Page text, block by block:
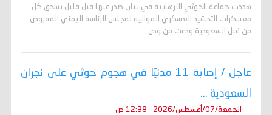
هددت جماعة الحوثي الارهابية في بيان صدر عنها قبل قليل بسحق كل
معسكرات التحشيد العسكري الموالية لمجلس الرئاسة اليمني المفروض
من قبل السعودية ودعت من وص
عاجل / إصابة 11 مدنيًا في هجوم حوثي على نجران
السعودية ...
الجمعة/07/أغسطس/2026 - 12:38 ص